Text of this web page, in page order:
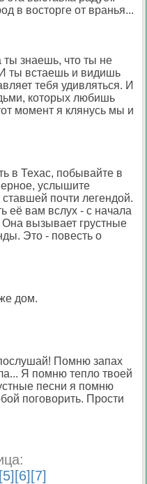
в восторге от вранья...
ты знаешь, что ты не
ты встаешь и видишь
тебя удивляться. И
которых любишь
момент я клянусь мы и
в Техас, побывайте в
услышите
почти легендой.
её вам вслух - с начала
вызывает грустные
Это - повесть о
дом.
Помню запах
Я помню тепло твоей
песни я помню
поговорить. Прости
5][6][7]